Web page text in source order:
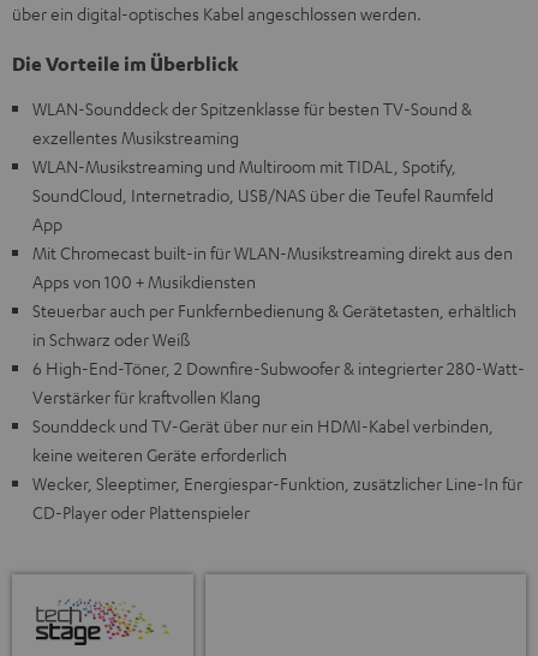
über ein digital-optisches Kabel angeschlossen werden.
Die Vorteile im Überblick
WLAN-Sounddeck der Spitzenklasse für besten TV-Sound &
exzellentes Musikstreaming
WLAN-Musikstreaming und Multiroom mit TIDAL, Spotify,
SoundCloud, Internetradio, USB/NAS über die Teufel Raumfeld
App
Mit Chromecast built-in für WLAN-Musikstreaming direkt aus den
Apps von 100 + Musikdiensten
Steuerbar auch per Funkfernbedienung & Gerätetasten, erhältlich
in Schwarz oder Weiß
6 High-End-Töner, 2 Downfire-Subwoofer & integrierter 280-Watt-
Verstärker für kraftvollen Klang
Sounddeck und TV-Gerät über nur ein HDMI-Kabel verbinden,
keine weiteren Geräte erforderlich
Wecker, Sleeptimer, Energiespar-Funktion, zusätzlicher Line-In für
CD-Player oder Plattenspieler